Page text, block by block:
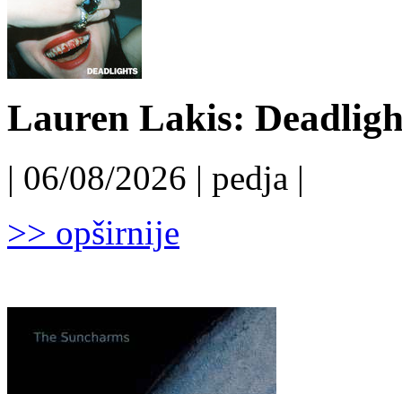
Lauren Lakis:
| 06/08/2026 | pedja |
>> opširnije